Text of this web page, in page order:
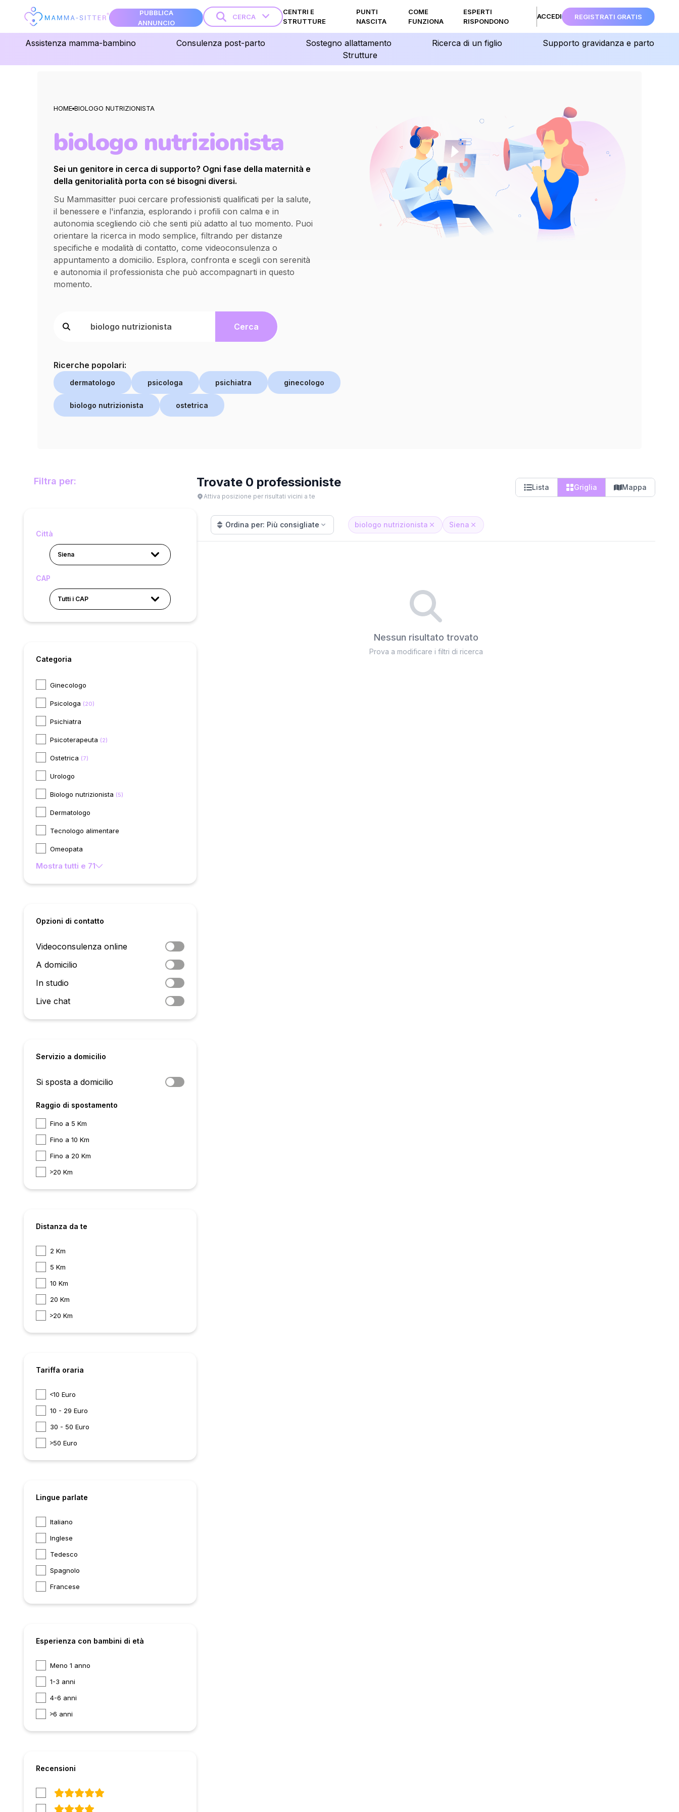
PUBBLICA
ANNUNCIO
CERCA
CENTRI E
STRUTTURE
PUNTI
NASCITA
COME
FUNZIONA
ESPERTI
RISPONDONO
ACCEDI REGISTRATI GRATIS
Assistenza mamma-bambino Consulenza post-parto Sostegno allattamento Ricerca di un figlio
Supporto gravidanza e parto
Strutture
HOME BIOLOGO NUTRIZIONISTA
biologo nutrizionista
Sei un genitore in cerca di supporto? Ogni fase della maternità e
della genitorialità porta con sé bisogni diversi.
Su Mammasitter puoi cercare professionisti qualificati per la salute,
il benessere e l'infanzia, esplorando i profili con calma e in
autonomia scegliendo ciò che senti più adatto al tuo momento. Puoi
orientare la ricerca in modo semplice, filtrando per distanze
specifiche e modalità di contatto, come videoconsulenza o
appuntamento a domicilio. Esplora, confronta e scegli con serenità
e autonomia il professionista che può accompagnarti in questo
momento.
Cerca
Ricerche popolari:
dermatologo psicologa psichiatra ginecologo
biologo nutrizionista ostetrica
Filtra per:
Città
Siena
CAP
Tutti i CAP
Categoria
Ginecologo
Psicologa (20)
Psichiatra
Psicoterapeuta (2)
Ostetrica (7)
Urologo
Biologo nutrizionista (5)
Dermatologo
Tecnologo alimentare
Omeopata
Mostra tutti e 71
Opzioni di contatto
Videoconsulenza online
A domicilio
In studio
Live chat
Servizio a domicilio
Si sposta a domicilio
Raggio di spostamento
Fino a 5 Km
Fino a 10 Km
Fino a 20 Km
20 Km
Distanza da te
2 Km
5 Km
10 Km
20 Km
20 Km
Tariffa oraria
10 Euro
10 - 29 Euro
30 - 50 Euro
50 Euro
Lingue parlate
Italiano
Inglese
Tedesco
Spagnolo
Francese
Esperienza con bambini di età
Meno 1 anno
1-3 anni
4-6 anni
6 anni
Recensioni
Trovate 0 professioniste
Attiva posizione per risultati vicini a te
Lista Griglia Mappa
Ordina per: Più consigliate biologo nutrizionista Siena
Nessun risultato trovato
Prova a modificare i filtri di ricerca